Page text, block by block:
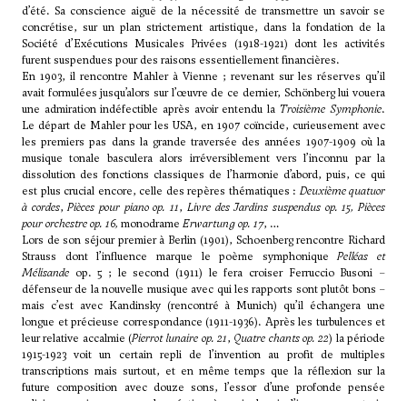
d’été. Sa conscience aiguë de la nécessité de transmettre un savoir se
concrétise, sur un plan strictement artistique, dans la fondation de la
Société d’Exécutions Musicales Privées (1918-1921) dont les activités
furent suspendues pour des raisons essentiellement financières.
En 1903, il rencontre Mahler à Vienne ; revenant sur les réserves qu’il
avait formulées jusqu’alors sur l’œuvre de ce dernier, Schönberg lui vouera
une admiration indéfectible après avoir entendu la Troisième Symphonie.
Le départ de Mahler pour les USA, en 1907 coïncide, curieusement avec
les premiers pas dans la grande traversée des années 1907-1909 où la
musique tonale basculera alors irréversiblement vers l’inconnu par la
dissolution des fonctions classiques de l’harmonie d’abord, puis, ce qui
est plus crucial encore, celle des repères thématiques : Deuxième quatuor
à cordes,Pièces pour piano op. 11, Livre des Jardins suspendus op. 15,Pièces
pour orchestre op. 16, monodrame Erwartungop. 17, …
Lors de son séjour premier à Berlin (1901), Schoenberg rencontre Richard
Strauss dont l’influence marque le poème symphoniquePelléas et
Mélisande op. 5 ; le second (1911) le fera croiser Ferruccio Busoni –
défenseur de la nouvelle musique avec qui les rapports sont plutôt bons –
mais c’est avec Kandinsky (rencontré à Munich) qu’il échangera une
longue et précieuse correspondance (1911-1936). Après les turbulences et
leur relative accalmie (Pierrot lunaire op. 21, Quatre chants op. 22) la période
1915-1923 voit un certain repli de l’invention au profit de multiples
transcriptions mais surtout, et en même temps que la réflexion sur la
future composition avec douze sons, l’essor d’une profonde pensée